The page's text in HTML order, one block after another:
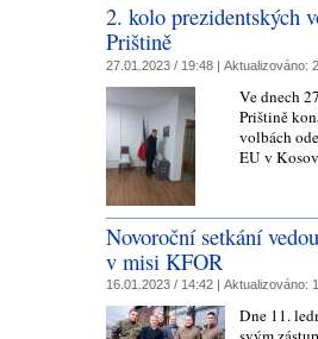
2. kolo prezidentských
Prištině
27.01.2023 / 19:48 | Aktualizováno:
Ve dnech
Prištině
volbách
EU v
Novoroční setkání
v misi KFOR
16.01.2023 / 14:42 | Aktualizováno:
Dne 11.